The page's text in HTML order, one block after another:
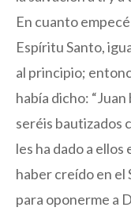
En cuanto
Espíritu Santo,
al principio;
había dicho:
seréis bautizados
les ha dado a
haber creído en el
para oponerme a